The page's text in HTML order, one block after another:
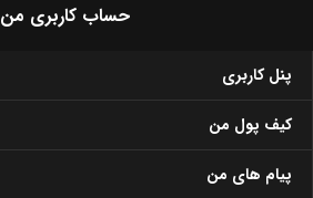
حساب کاربری من
پنل کاربری
کیف پول من
پیام های من